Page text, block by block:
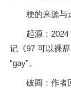
梗的来源与
起源：
记《97 可以裸
“gay”。
破圈：作者